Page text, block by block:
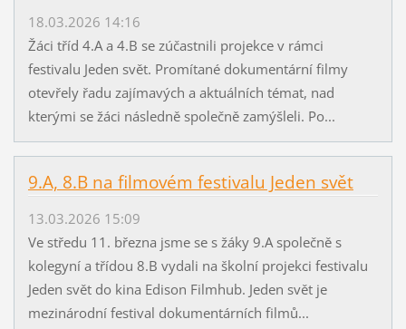
18.03.2026 14:16
Žáci tříd 4.A a 4.B se zúčastnili projekce v rámci
festivalu Jeden svět. Promítané dokumentární filmy
otevřely řadu zajímavých a aktuálních témat, nad
kterými se žáci následně společně zamýšleli. Po...
9.A, 8.B na filmovém festivalu Jeden svět
13.03.2026 15:09
Ve středu 11. března jsme se s žáky 9.A společně s
kolegyní a třídou 8.B vydali na školní projekci festivalu
Jeden svět do kina Edison Filmhub. Jeden svět je
mezinárodní festival dokumentárních filmů...